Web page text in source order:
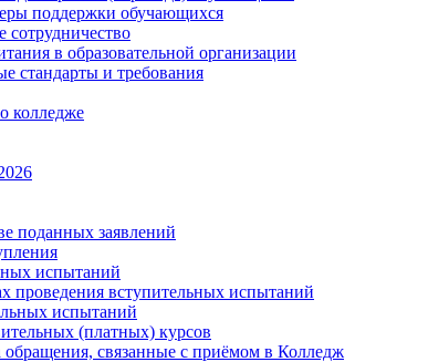
поддержки обучающихся
в образовательной организации
стандарты и требования
колледже
поданных заявлений
испытаний
проведения вступительных испытаний
испытаний
(платных) курсов
связанные с приёмом в Колледж